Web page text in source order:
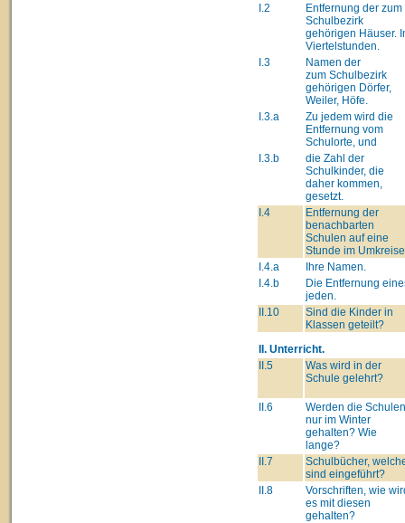
I.2
Entfernung der zum
Schulbezirk
gehörigen Häuser.
Viertelstunden.
I.3
Namen der
zum Schulbezirk
gehörigen Dörfer,
Weiler, Höfe.
I.3.a
Zu jedem wird die
Entfernung vom
Schulorte, und
I.3.b
die Zahl der
Schulkinder, die
daher kommen,
gesetzt.
I.4
Entfernung der
benachbarten
Schulen auf eine
Stunde im
I.4.a
Ihre Namen.
I.4.b
Die Entfernung
jeden.
II.10
Sind die Kinder in
Klassen geteilt?
II. Unterricht.
II.5
Was wird in der
Schule gelehrt?
II.6
Werden die Schulen
nur im Winter
gehalten? Wie
lange?
II.7
Schulbücher,
sind eingeführt?
II.8
Vorschriften, wie
es mit diesen
gehalten?